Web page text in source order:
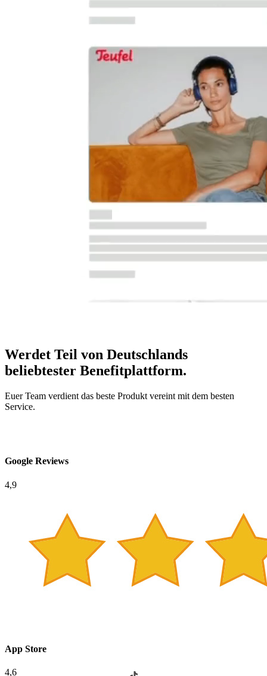
Werdet Teil von Deutschlands
beliebtester Benefitplattform.
Euer Team verdient das beste Produkt vereint mit dem besten
Service.
Google Reviews
4,9
App Store
4,6